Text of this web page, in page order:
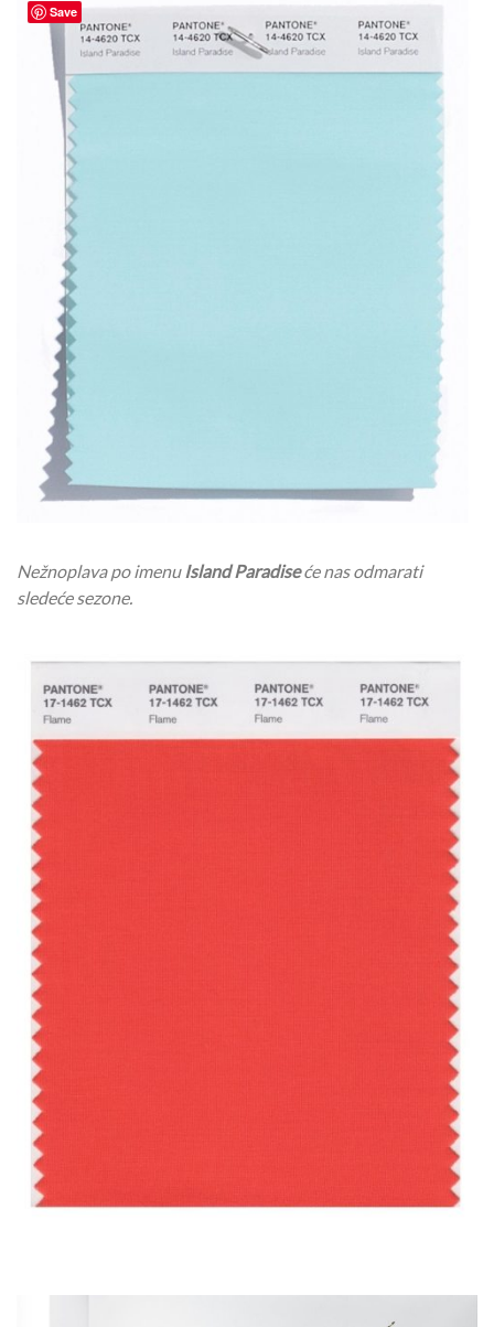
Nežnoplava po imenu Island Paradiseće nas odmarati
sledeće sezone.
Save